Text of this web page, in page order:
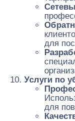
для
Услуги по
для